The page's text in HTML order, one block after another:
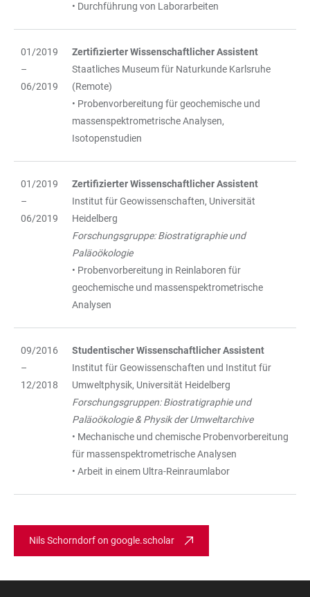
• Durchführung von Laborarbeiten
01/2019
–
06/2019
Zertifizierter Wissenschaftlicher Assistent
Staatliches Museum für Naturkunde Karlsruhe
(Remote)
• Probenvorbereitung für geochemische und
massenspektrometrische Analysen,
Isotopenstudien
01/2019
–
06/2019
Zertifizierter Wissenschaftlicher Assistent
Institut für Geowissenschaften, Universität
Heidelberg
Forschungsgruppe: Biostratigraphie und
Paläoökologie
• Probenvorbereitung in Reinlaboren für
geochemische und massenspektrometrische
Analysen
09/2016
–
12/2018
Studentischer Wissenschaftlicher Assistent
Institut für Geowissenschaften und Institut für
Umweltphysik, Universität Heidelberg
Forschungsgruppen: Biostratigraphie und
Paläoökologie & Physik der Umweltarchive
• Mechanische und chemische Probenvorbereitung
für massenspektrometrische Analysen
• Arbeit in einem Ultra-Reinraumlabor
Nils Schorndorf on google.scholar